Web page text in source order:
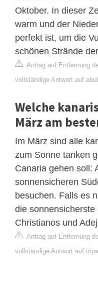
Oktober. In dieser
warm und der
perfekt ist, um die
schönen Strände
Antrag auf Entfernung
vollständige Antwort auf
Welche
März am
Im März sind alle
zum Sonne tanken
Canaria gehen soll:
sonnensicheren
besuchen. Falls es
die
Christianos und
Antrag auf Entfernung
vollständige Antwort auf